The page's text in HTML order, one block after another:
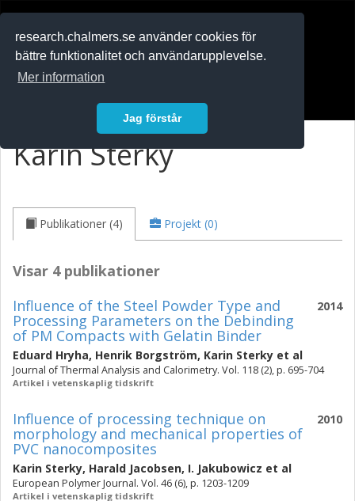
research.chalmers.se använder cookies för
bättre funktionalitet och användarupplevelse.
Mer information
Jag förstår
Karin Sterky
Publikationer (4) Projekt (0)
Visar 4 publikationer
2014
Influence of the Steel Powder Type and
Processing Parameters on the Debinding
of PM Compacts with Gelatin Binder
Eduard Hryha, Henrik Borgström, Karin Sterky et al
Journal of Thermal Analysis and Calorimetry. Vol. 118 (2), p. 695-704
Artikel i vetenskaplig tidskrift
2010
Influence of processing technique on
morphology and mechanical properties of
PVC nanocomposites
Karin Sterky, Harald Jacobsen, I. Jakubowicz et al
European Polymer Journal. Vol. 46 (6), p. 1203-1209
Artikel i vetenskaplig tidskrift